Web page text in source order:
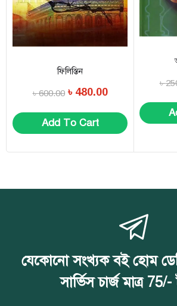
ফিলিস্তিন
৳600.00 ৳ 480.00
Add To Cart
৳
যেকোনো সংখ্যক বই হোম
সার্ভিস চার্জ মাত্র 75/-